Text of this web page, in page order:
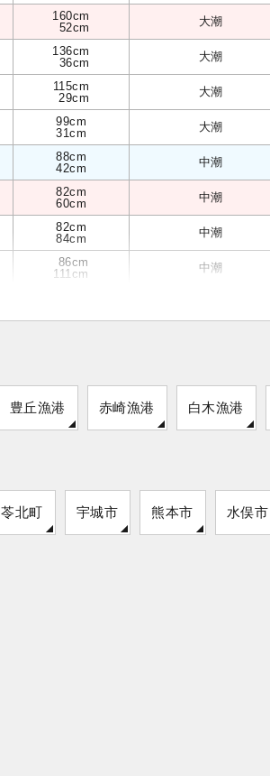
160cm
52cm
大潮
136cm
36cm
大潮
115cm
29cm
大潮
99cm
31cm
大潮
88cm
42cm
中潮
82cm
60cm
中潮
82cm
84cm
中潮
86cm
111cm
中潮
豊丘漁港 赤崎漁港 白木漁港
苓北町 宇城市 熊本市 水俣市